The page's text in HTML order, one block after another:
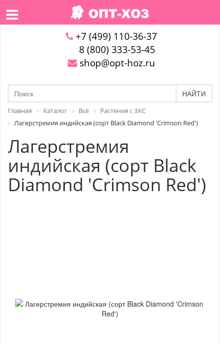
+7 (499) 110-36-37
8 (800) 333-53-45
shop@opt-hoz.ru
НАЙТИ
Главная Каталог Всё
Растения с ЗКС
Лагерстремия индийская (сорт Black Diamond 'Crimson Red')
Лагерстремия
индийская (сорт Black
Diamond 'Crimson Red')